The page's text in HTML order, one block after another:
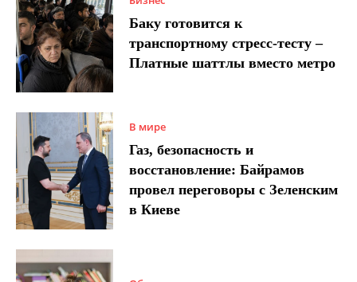
Баку готовится к
транспортному стресс-тесту –
Платные шаттлы вместо метро
В мире
Газ, безопасность и
восстановление: Байрамов
провел переговоры с Зеленским
в Киеве